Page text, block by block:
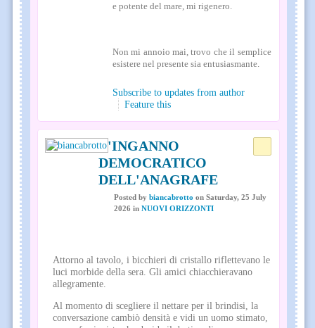
e potente del mare, mi rigenero.
Non mi annoio mai, trovo che il semplice
esistere nel presente sia entusiasmante.
Subscribe to updates from author
Feature this
L'INGANNO
DEMOCRATICO
DELL'ANAGRAFE
Posted by biancabrotto on Saturday, 25 July
2026 in NUOVI ORIZZONTI
Attorno al tavolo, i bicchieri di cristallo riflettevano le
luci morbide della sera. Gli amici chiacchieravano
allegramente.
Al momento di scegliere il nettare per il brindisi, la
conversazione cambiò densità e vidi un uomo stimato,